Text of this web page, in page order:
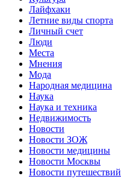
Лайфхаки
Летние виды спорта
Личный счет
Люди
Места
Мнения
Мода
Народная медицина
Наука
Наука и техника
Недвижимость
Новости
Новости ЗОЖ
Новости медицины
Новости Москвы
Новости путешествий